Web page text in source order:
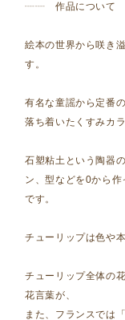
┈┈ 作品につい
絵本の世界から咲き
す。
有名な童謡から定番
落ち着いたくすみカ
石塑粘土という陶器
ン、型などを0から
です。
チューリップは色や
チューリップ全体の
花言葉が、
また、フランスでは